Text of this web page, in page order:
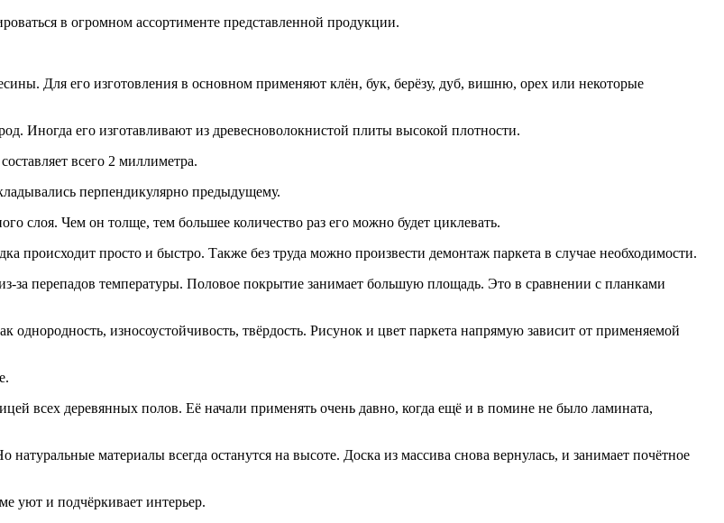
в огромном ассортименте представленной продукции.
Для его изготовления в основном применяют клён, бук, берёзу, дуб, вишню, орех или некоторые
Иногда его изготавливают из древесноволокнистой плиты высокой плотности.
всего 2 миллиметра.
перпендикулярно предыдущему.
слоя. Чем он толще, тем большее количество раз его можно будет циклевать.
происходит просто и быстро. Также без труда можно произвести демонтаж паркета в случае необходимости.
за перепадов температуры. Половое покрытие занимает большую площадь. Это в сравнении с планками
однородность, износоустойчивость, твёрдость. Рисунок и цвет паркета напрямую зависит от применяемой
всех деревянных полов. Её начали применять очень давно, когда ещё и в помине не было ламината,
материалы всегда останутся на высоте. Доска из массива снова вернулась, и занимает почётное
уют и подчёркивает интерьер.